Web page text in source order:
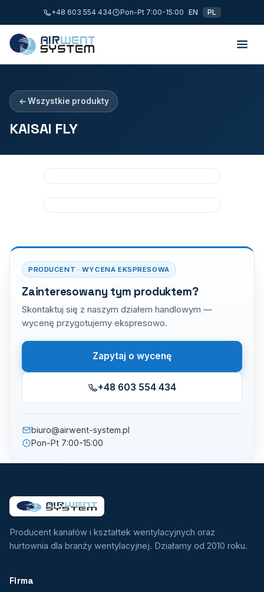
+48 603 554 434 Pon-Pt 7:00-15:00 EN PL
Wszystkie produkty
KAISAI FLY
PRODUCENT · WYCENA EKSPRESOWA
Zainteresowany tym produktem?
Skontaktuj się z naszym działem handlowym —
wycenę przygotujemy ekspresowo.
Zapytaj o wycenę
+48 603 554 434
biuro@airwent-system.pl
Pon-Pt 7:00-15:00
Producent kanałów i kształtek wentylacyjnych oraz
hurtownia dla branży wentylacyjnej. Działamy od 2010 roku.
Firma